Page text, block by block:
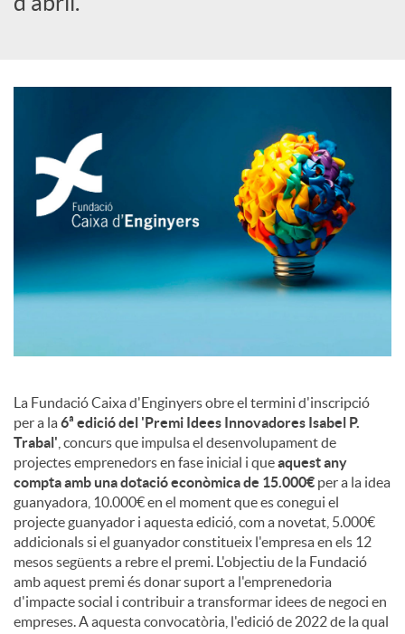
n
u
s
La Fundació Caixa d'Enginyers obre el termini d'inscripció
per a la6ª edició del 'Premi Idees Innovadores Isabel P.
Trabal' , concurs que impulsa el desenvolupament de
projectes emprenedors en fase inicial i queaquest any
compta amb una dotació econòmica de 15.000€ per a la idea
guanyadora, 10.000€ en el moment que es conegui el
projecte guanyador i aquesta edició, com a novetat, 5.000€
addicionals si el guanyador constitueix l'empresa en els 12
mesos següents a rebre el premi. L'objectiu de la Fundació
amb aquest premi és donar suport a l'emprenedoria
d'impacte social i contribuir a transformar idees de negoci en
empreses. A aquesta convocatòria, l'edició de 2022 de la qual